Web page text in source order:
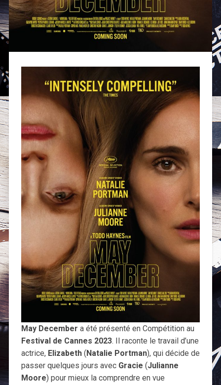
May December a été présenté en Compétition au
Festival de Cannes 2023. Il raconte le travail d’une
actrice, Elizabeth ( Natalie Portman), qui décide de
passer quelques jours avec Gracie (Julianne
Moore) pour mieux la comprendre en vue